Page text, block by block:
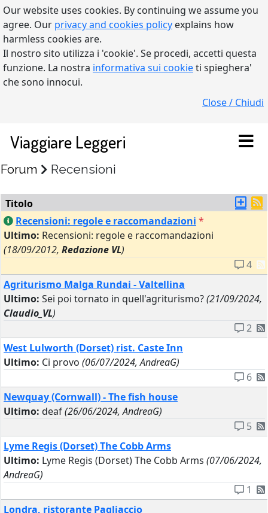
Our website uses cookies. By continuing we assume you
agree. Our privacy and cookies policy explains how
harmless cookies are.
Il nostro sito utilizza i 'cookie'. Se procedi, accetti questa
funzione. La nostra informativa sui cookieti spieghera'
che sono innocui.
Close / Chiudi
Viaggiare Leggeri
Forum Recensioni
Titolo
Recensioni: regole e raccomandazioni *
Ultimo: Recensioni: regole e raccomandazioni
(18/09/2012, Redazione VL)
4
Agriturismo Malga Rundai - Valtellina
Ultimo: Sei poi tornato in quell'agriturismo?(21/09/2024,
Claudio_VL)
2
West Lulworth (Dorset) rist. Caste Inn
Ultimo: Ci provo (06/07/2024, AndreaG)
6
Newquay (Cornwall) - The fish house
Ultimo: deaf(26/06/2024, AndreaG)
5
Lyme Regis (Dorset) The Cobb Arms
Ultimo: Lyme Regis (Dorset) The Cobb Arms (07/06/2024,
AndreaG)
1
Londra, ristorante Pagliaccio